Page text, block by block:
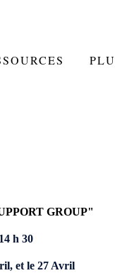
GROUP"
h 30
et le 27 Avril